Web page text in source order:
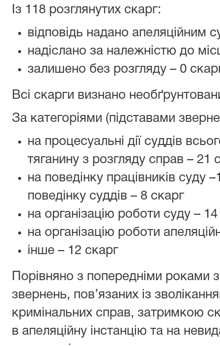
Із 118 розглянутих скарг:
відповідь надано апеляційним
надіслано за належністю до
залишено без розгляду – 0
Всі скарги визнано
За категоріями (підставами
на процесуальні дії суддів
тяганину з розгляду справ – 21
на поведінку працівників суду
поведінку суддів – 8 скарг
на організацію роботи суду –
на організацію роботи
інше – 12 скарг
Порівняно з попередніми роками
звернень, пов’язаних із
кримінальних справ, затримкою
в апеляційну інстанцію та на